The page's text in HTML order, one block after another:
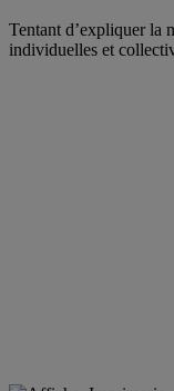
Tentant d’expliquer la
individuelles et